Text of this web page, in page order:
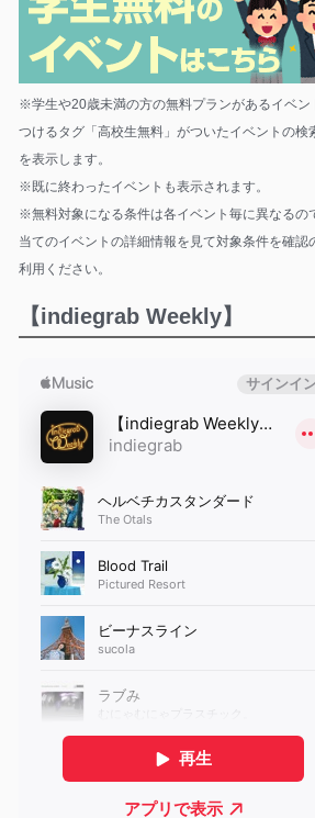
※学生や20歳未満の方の無料プランがあるイベン
つけるタグ「高校生無料」がついたイベントの検
を表示します。
※既に終わったイベントも表示されます。
※無料対象になる条件は各イベント毎に異なるの
当てのイベントの詳細情報を見て対象条件を確認
利用ください。
【indiegrab Weekly】